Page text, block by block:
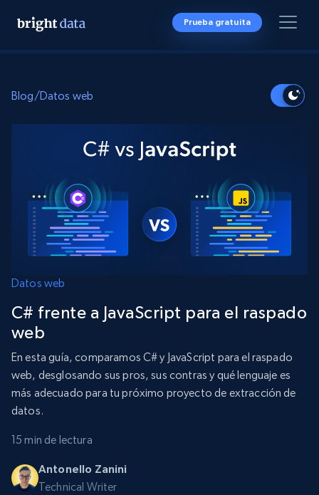
Prueba gratuita
Blog/Datos web
Datos web
C# frente a JavaScript para el raspado
web
En esta guía, comparamos C# y JavaScript para el raspado
web, desglosando sus pros, sus contras y qué lenguaje es
más adecuado para tu próximo proyecto de extracción de
datos.
15 min de lectura
Antonello Zanini
Technical Writer